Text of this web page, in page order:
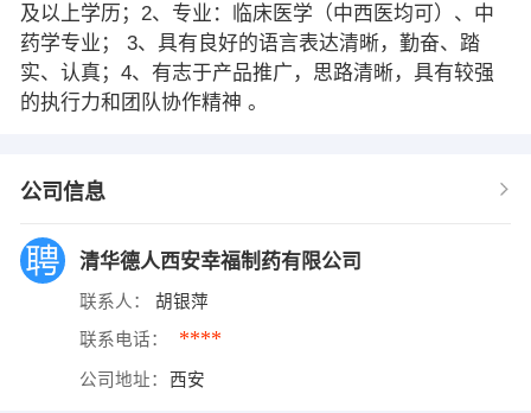
及以上学历；2、专业：临床医学（中西医均可）、中
药学专业； 3、具有良好的语言表达清晰，勤奋、踏
实、认真；4、有志于产品推广，思路清晰，具有较强
的执行力和团队协作精神 。
公司信息
清华德人西安幸福制药有限公司
联系人： 胡银萍
联系电话： ****
公司地址： 西安